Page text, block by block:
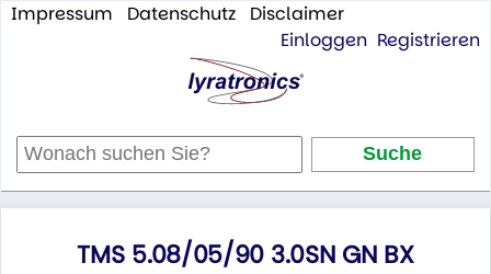
Impressum Datenschutz
Disclaimer
Einloggen Registrieren
TMS 5.08/05/90 3.0SN GN BX